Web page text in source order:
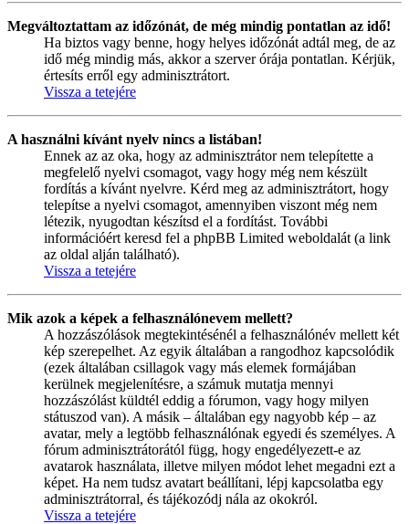
Megváltoztattam az időzónát, de még mindig pontatlan az idő!
Ha biztos vagy benne, hogy helyes időzónát adtál meg, de az
idő még mindig más, akkor a szerver órája pontatlan. Kérjük,
értesíts erről egy adminisztrátort.
Vissza a tetejére
A használni kívánt nyelv nincs a listában!
Ennek az az oka, hogy az adminisztrátor nem telepítette a
megfelelő nyelvi csomagot, vagy hogy még nem készült
fordítás a kívánt nyelvre. Kérd meg az adminisztrátort, hogy
telepítse a nyelvi csomagot, amennyiben viszont még nem
létezik, nyugodtan készítsd el a fordítást. További
információért keresd fel a phpBB Limited weboldalát (a link
az oldal alján található).
Vissza a tetejére
Mik azok a képek a felhasználónevem mellett?
A hozzászólások megtekintésénél a felhasználónév mellett két
kép szerepelhet. Az egyik általában a rangodhoz kapcsolódik
(ezek általában csillagok vagy más elemek formájában
kerülnek megjelenítésre, a számuk mutatja mennyi
hozzászólást küldtél eddig a fórumon, vagy hogy milyen
státuszod van). A másik – általában egy nagyobb kép – az
avatar, mely a legtöbb felhasználónak egyedi és személyes. A
fórum adminisztrátorától függ, hogy engedélyezett-e az
avatarok használata, illetve milyen módot lehet megadni ezt a
képet. Ha nem tudsz avatart beállítani, lépj kapcsolatba egy
adminisztrátorral, és tájékozódj nála az okokról.
Vissza a tetejére